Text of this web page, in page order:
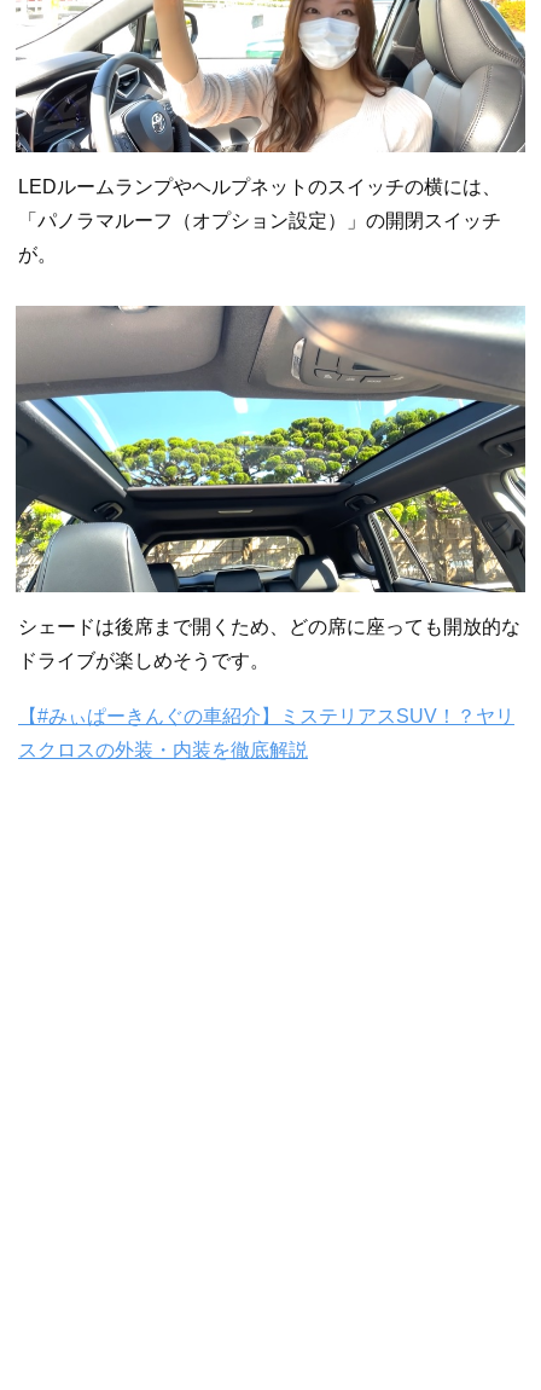
LEDルームランプやヘルプネットのスイッチの横には、
「パノラマルーフ（オプション設定）」の開閉スイッチ
が。
シェードは後席まで開くため、どの席に座っても開放的な
ドライブが楽しめそうです。
【#みぃぱーきんぐの車紹介】ミステリアスSUV！？ヤリ
スクロスの外装・内装を徹底解説